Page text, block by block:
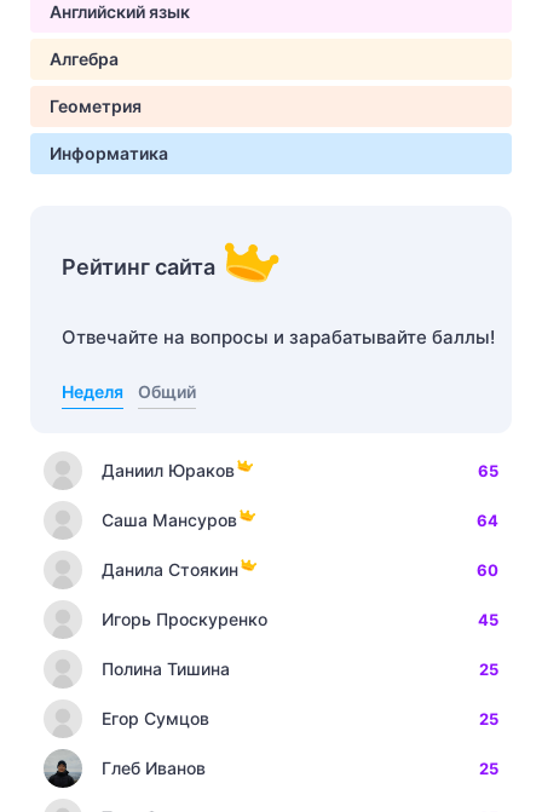
Английский язык
Алгебра
Геометрия
Информатика
Рейтинг сайта
Отвечайте на вопросы и зарабатывайте баллы!
Неделя Общий
Даниил Юраков 65
Саша Мансуров 64
Данила Стоякин 60
Игорь Проскуренко 45
Полина Тишина 25
Егор Сумцов 25
Глеб Иванов 25